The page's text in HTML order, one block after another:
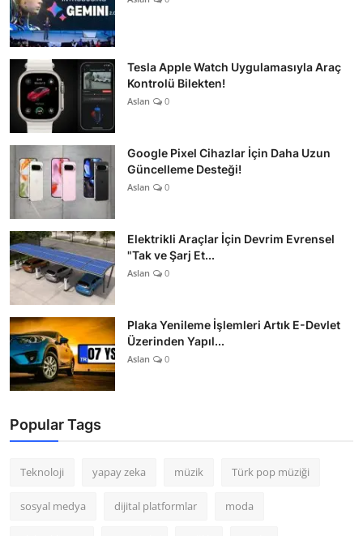
Tesla Apple Watch Uygulamasıyla Araç
Kontrolü Bilekten!
Aslan 0
Google Pixel Cihazlar İçin Daha Uzun
Güncelleme Desteği!
Aslan 0
Elektrikli Araçlar İçin Devrim Evrensel
"Tak ve Şarj Et...
Aslan 0
Plaka Yenileme İşlemleri Artık E-Devlet
Üzerinden Yapıl...
Aslan 0
Popular Tags
Teknoloji yapay zeka müzik Türk pop müziği
sosyal medya dijital platformlar moda